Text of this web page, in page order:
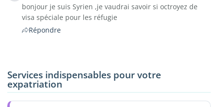
bonjour je suis Syrien ,je vaudrai savoir si octroyez de
visa spéciale pour les réfugie
Répondre
Services indispensables pour votre
expatriation